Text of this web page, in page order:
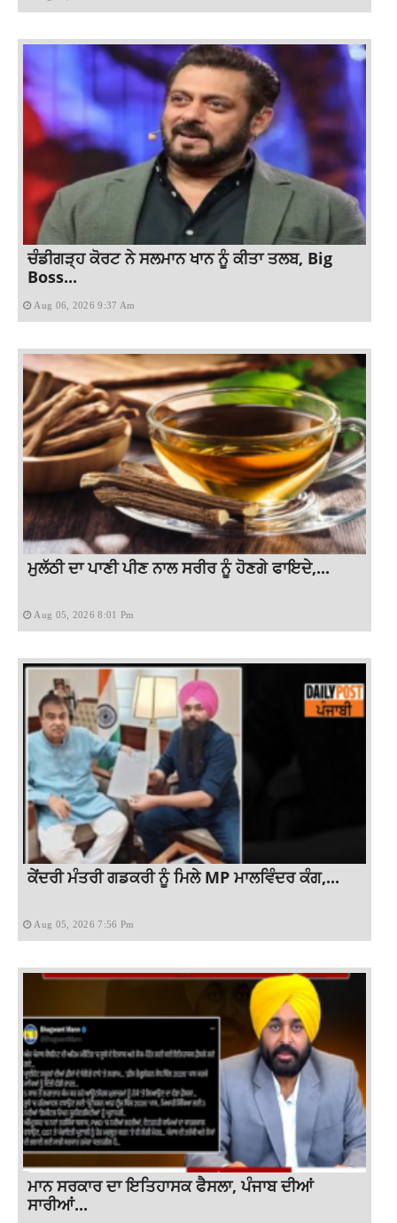
ਚੰਡੀਗੜ੍ਹ ਕੋਰਟ ਨੇ ਸਲਮਾਨ ਖਾਨ ਨੂੰ ਕੀਤਾ ਤਲਬ, Big
Boss...
Aug 06, 2026 9:37 Am
ਮੁਲੱਠੀ ਦਾ ਪਾਣੀ ਪੀਣ ਨਾਲ ਸਰੀਰ ਨੂੰ ਹੋਣਗੇ ਫਾਇਦੇ,...
Aug 05, 2026 8:01 Pm
ਕੇਂਦਰੀ ਮੰਤਰੀ ਗਡਕਰੀ ਨੂੰ ਮਿਲੇ MP ਮਾਲਵਿੰਦਰ ਕੰਗ,...
Aug 05, 2026 7:56 Pm
ਮਾਨ ਸਰਕਾਰ ਦਾ ਇਤਿਹਾਸਕ ਫੈਸਲਾ, ਪੰਜਾਬ ਦੀਆਂ
ਸਾਰੀਆਂ...